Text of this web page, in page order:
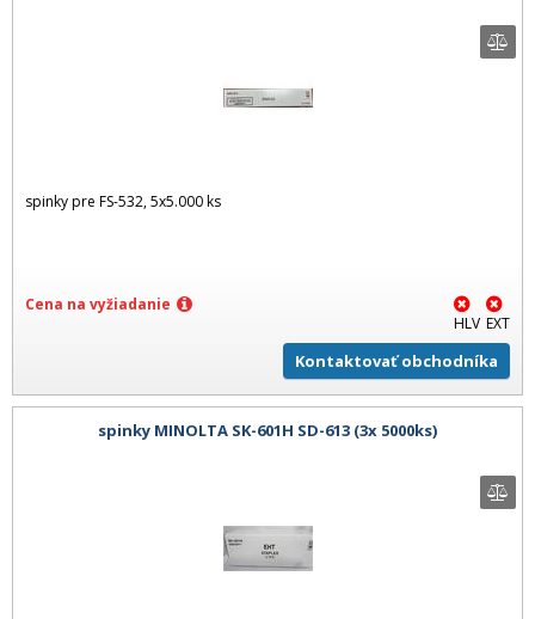
spinky pre FS-532, 5x5.000 ks
Cena na vyžiadanie
HLV EXT
Kontaktovať obchodníka
spinky MINOLTA SK-601H SD-613 (3x 5000ks)